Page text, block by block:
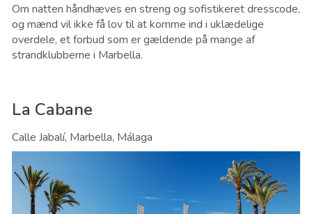
Om natten håndhæves en streng og sofistikeret dresscode,
og mænd vil ikke få lov til at komme ind i uklædelige
overdele, et forbud som er gældende på mange af
strandklubberne i Marbella.
La Cabane
Calle Jabalí, Marbella, Málaga